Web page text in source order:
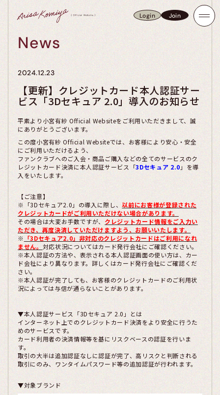
Login
Join
News
2024.12.23
【更新】クレジットカード本人認証サー
ビス「3Dセキュア 2.0」導入のお知らせ
平素より小宮有紗 Official Websiteをご利用いただきまして、誠
にありがとうございます。
この度小宮有紗 Official Websiteでは、お客様により安心・安全
にご利用いただけるよう、
ファンクラブへのご入会・商品ご購入などの全てのサービスのク
レジットカード決済に本人認証サービス「3Dセキュア 2.0 」を導
入をいたします。
【ご注意】
※「3Dセキュア2.0」の導入に際し、以前にお客様が登録された
クレジットカードがご利用いただけない場合があります。
その場合は大変お手数ですが、 クレジットカード情報をご入力い
ただき、再度決済していただけますよう、お願いいたします。
※ 「3Dセキュア2.0」非対応のクレジットカードはご利用になれ
ません。 対応状況についてはカード発行会社にご確認ください。
※本人認証の方法や、表示される本人認証画面の使い方は、カー
ド会社により異なります。詳しくはカード発行会社にご確認くだ
さい。
※本人認証が完了しても、お客様のクレジットカードのご利用状
況によっては与信が通らないことがあります。
▼本人認証サービス「3Dセキュア 2.0」とは
インターネット上でのクレジットカード決済をより安全に行うた
めのサービスです。
カード利用者の決済情報等を基にリスクベースの認証を行いま
す。
取引の大半は追加認証なしに認証が完了、高リスクと判断される
取引にのみ、ワンタイムパスワード等の追加認証が行われます。
▼対象ブランド